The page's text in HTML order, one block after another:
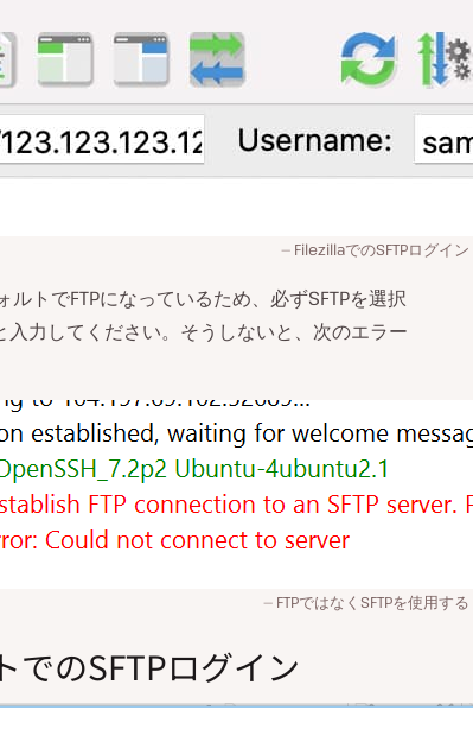
FilezillaでのSFTPログイン
トでFTPになっているため、必ずSFTPを選択
入力してください。そうしないと、次のエラー
FTPではなくSFTPを使用する
でのSFTPログイン